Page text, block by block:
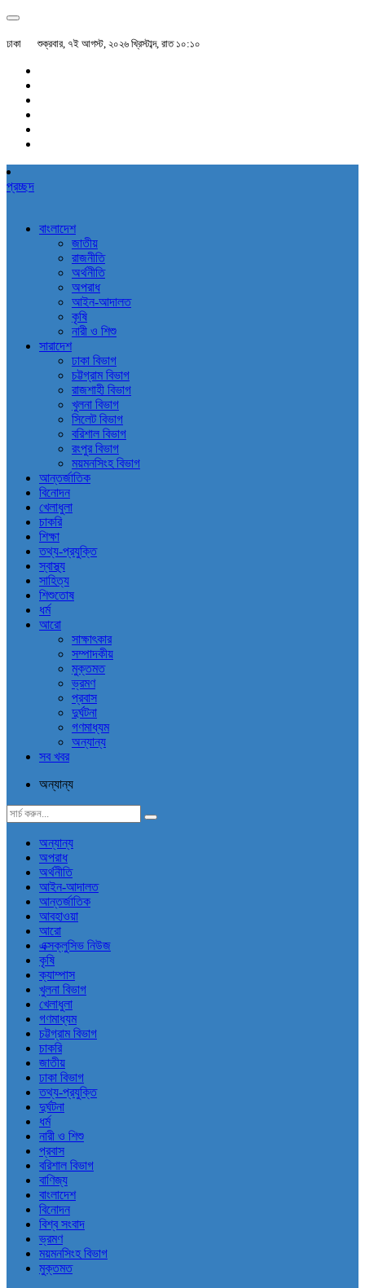
ঢাকা শুক্রবার, ৭ই আগস্ট, ২০২৬ খ্রিস্টাব্দ, রাত ১০:১০
প্রচ্ছদ
বাংলাদেশ
জাতীয়
রাজনীতি
অর্থনীতি
অপরাধ
আইন-আদালত
কৃষি
নারী ও শিশু
সারাদেশ
ঢাকা বিভাগ
চট্টগ্রাম বিভাগ
রাজশাহী বিভাগ
খুলনা বিভাগ
সিলেট বিভাগ
বরিশাল বিভাগ
রংপুর বিভাগ
ময়মনসিংহ বিভাগ
আন্তর্জাতিক
বিনোদন
খেলাধুলা
চাকরি
শিক্ষা
তথ্য-প্রযুক্তি
স্বাস্থ্য
সাহিত্য
শিশুতোষ
ধর্ম
আরো
সাক্ষাৎকার
সম্পাদকীয়
মুক্তমত
ভ্রমণ
প্রবাস
দুর্ঘটনা
গণমাধ্যম
অন্যান্য
সব খবর
অন্যান্য
অন্যান্য
অপরাধ
অর্থনীতি
আইন-আদালত
আন্তর্জাতিক
আবহাওয়া
আরো
এক্সক্লুসিভ নিউজ
কৃষি
ক্যাম্পাস
খুলনা বিভাগ
খেলাধুলা
গণমাধ্যম
চট্টগ্রাম বিভাগ
চাকরি
জাতীয়
ঢাকা বিভাগ
তথ্য-প্রযুক্তি
দুর্ঘটনা
ধর্ম
নারী ও শিশু
প্রবাস
বরিশাল বিভাগ
বাণিজ্য
বাংলাদেশ
বিনোদন
বিশ্ব সংবাদ
ভ্রমণ
ময়মনসিংহ বিভাগ
মুক্তমত